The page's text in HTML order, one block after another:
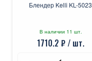
Блендер Kelli KL-5023
В наличии 11 шт.
1710.2 ₽ / шт.